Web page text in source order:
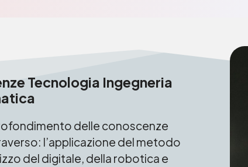
Tecnologia Ingegneria
delle conoscenze
l’applicazione del metodo
del digitale, della robotica e